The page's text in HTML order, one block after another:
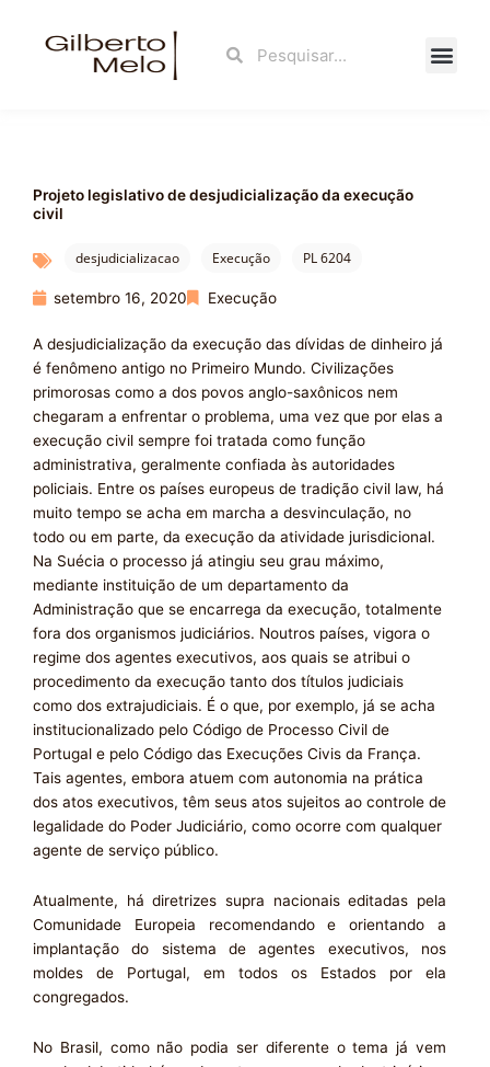
Search
Projeto legislativo de desjudicialização da execução
civil
desjudicializacao Execução PL 6204
setembro 16, 2020 Execução
A desjudicialização da execução das dívidas de dinheiro já
é fenômeno antigo no Primeiro Mundo. Civilizações
primorosas como a dos povos anglo-saxônicos nem
chegaram a enfrentar o problema, uma vez que por elas a
execução civil sempre foi tratada como função
administrativa, geralmente confiada às autoridades
policiais. Entre os países europeus de tradição civil law, há
muito tempo se acha em marcha a desvinculação, no
todo ou em parte, da execução da atividade jurisdicional.
Na Suécia o processo já atingiu seu grau máximo,
mediante instituição de um departamento da
Administração que se encarrega da execução, totalmente
fora dos organismos judiciários. Noutros países, vigora o
regime dos agentes executivos, aos quais se atribui o
procedimento da execução tanto dos títulos judiciais
como dos extrajudiciais. É o que, por exemplo, já se acha
institucionalizado pelo Código de Processo Civil de
Portugal e pelo Código das Execuções Civis da França.
Tais agentes, embora atuem com autonomia na prática
dos atos executivos, têm seus atos sujeitos ao controle de
legalidade do Poder Judiciário, como ocorre com qualquer
agente de serviço público.
Atualmente, há diretrizes supra nacionais editadas pela
Comunidade Europeia recomendando e orientando a
implantação do sistema de agentes executivos, nos
moldes de Portugal, em todos os Estados por ela
congregados.
No Brasil, como não podia ser diferente o tema já vem